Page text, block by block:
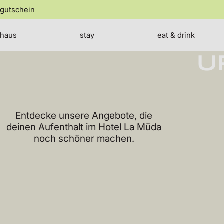
to
content
gutschein
haus stay eat & drink
Entdecke unsere Angebote, die
deinen Aufenthalt im Hotel La Müda
noch schöner machen.